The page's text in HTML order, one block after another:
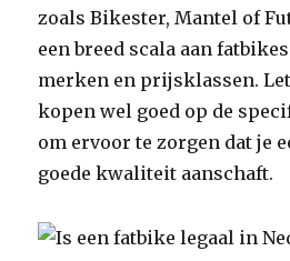
zoals Bikester, Mantel of
een breed scala aan
merken en prijsklassen.
kopen wel goed op de
om ervoor te zorgen dat je
goede kwaliteit aanschaft.